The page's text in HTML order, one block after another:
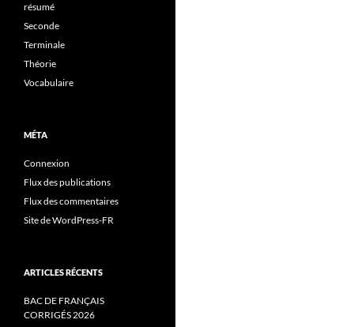
résumé
Seconde
Terminale
Théorie
Vocabulaire
MÉTA
Connexion
Flux des publications
Flux des commentaires
Site de WordPress-FR
ARTICLES RÉCENTS
BAC DE FRANÇAIS
CORRIGÉS 2026